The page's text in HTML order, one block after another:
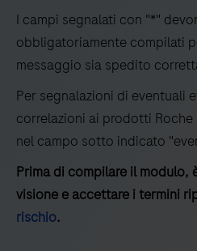
accessibili
I campi segnalati con "*"
obbligatoriamente compilati
messaggio sia spedito
Per segnalazioni di eventuali
correlazioni ai prodotti
nel campo sotto indicato
Prima di compilare il modulo,
visione e accettare i termini
rischio.